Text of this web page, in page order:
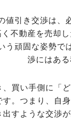
値引き交渉は、
く不動産を売却
う頑固な姿勢で
渉にはあ
、買い手側に「
す。つまり、自
すような交渉が